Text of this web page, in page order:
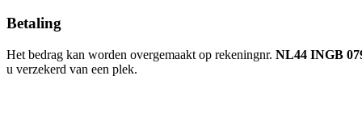
Betaling
Het bedrag kan worden overgemaakt op rekeningnr. NL44 INGB
u verzekerd van een plek.